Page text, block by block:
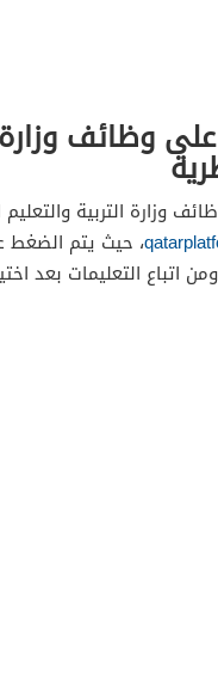
وظائف وزارة
وزارة التربية
، حيث يتم الضغط
اتباع التعليمات بعد